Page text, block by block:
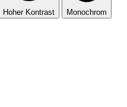
Hoher Kontrast Monochrom